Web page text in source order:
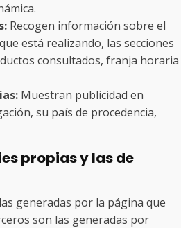
Recogen información sobre el
está realizando, las secciones
consultados, franja horaria
Muestran publicidad en
su país de procedencia,
propias y las de
generadas por la página que
son las generadas por